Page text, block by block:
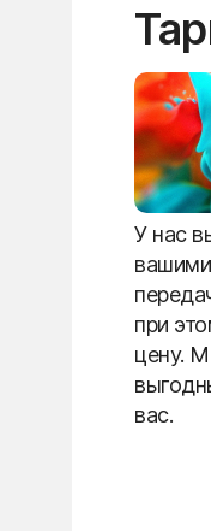
У нас
при
цену.
вас.